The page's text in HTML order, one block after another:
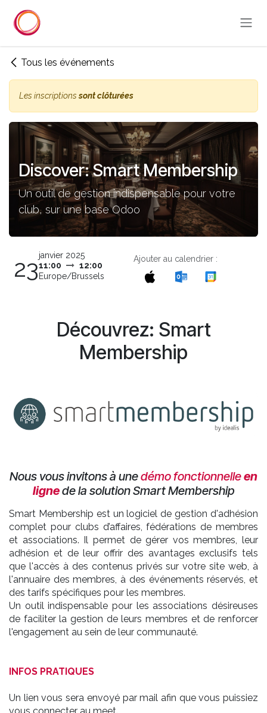
Tous les événements
Les inscriptionssont clôturées
Discover: Smart Membership
Un outil de gestion indispensable pour votre
club, sur une base Odoo
23janvier 2025
11:00
12:00
Europe/Brussels
Ajouter au calendrier :
Découvrez: Smart
Membership
Nous vous invitons à unedémo fonctionnelleen
lignede la solution Smart Membership
​Smart Membership est un logiciel de gestion d'adhésion
complet pour clubs d’affaires, fédérations de membres
et associations. Il permet de gérer vos membres, leur
adhésion et de leur offrir des avantages exclusifs tels
que l'accès à des contenus privés sur votre site web, à
l'annuaire des membres, à des événements réservés, et
des tarifs spécifiques pour les membres.
Un outil indispensable pour les associations désireuses
de faciliter la gestion de leurs membres et de renforcer
l'engagement au sein de leur communauté.
INFOS PRATIQUES
Un lien vous sera envoyé par mail afin que vous puissiez